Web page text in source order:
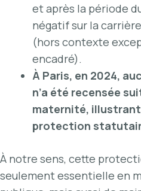
et après la période
négatif sur la
(hors contexte
encadré).
À Paris, en 2024,
n’a été recensée
maternité,
protection
À notre sens, cette
seulement essentielle en